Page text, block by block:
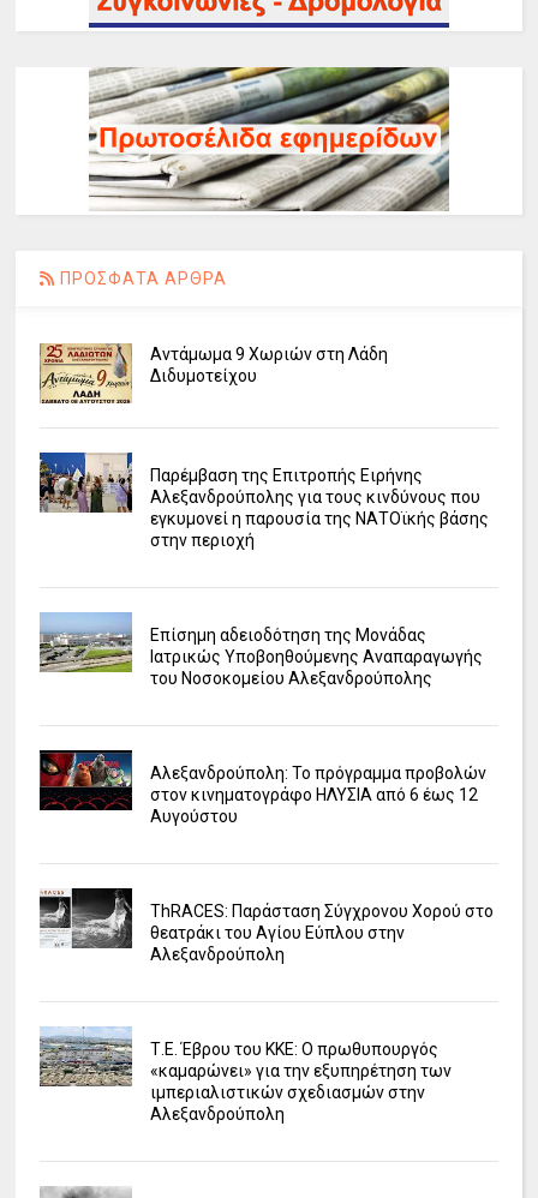
ΠΡΟΣΦΑΤΑ ΑΡΘΡΑ
Αντάμωμα 9 Χωριών στη Λάδη
Διδυμοτείχου
Παρέμβαση της Επιτροπής Ειρήνης
Αλεξανδρούπολης για τους κινδύνους που
εγκυμονεί η παρουσία της ΝΑΤΟϊκής βάσης
στην περιοχή
Επίσημη αδειοδότηση της Μονάδας
Ιατρικώς Υποβοηθούμενης Αναπαραγωγής
του Νοσοκομείου Αλεξανδρούπολης
Αλεξανδρούπολη: Το πρόγραμμα προβολών
στον κινηματογράφο ΗΛΥΣΙΑ από 6 έως 12
Αυγούστου
ΤhRACES: Παράσταση Σύγχρονου Χορού στο
θεατράκι του Αγίου Εύπλου στην
Αλεξανδρούπολη
Τ.Ε. Έβρου του ΚΚΕ: Ο πρωθυπουργός
«καμαρώνει» για την εξυπηρέτηση των
ιμπεριαλιστικών σχεδιασμών στην
Αλεξανδρούπολη